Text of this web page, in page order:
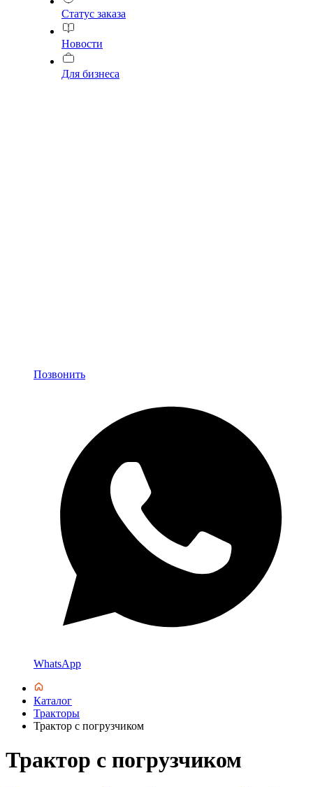
Статус заказа
Новости
Для бизнеса
Позвонить
WhatsApp
Каталог
Тракторы
Трактор с погрузчиком
Трактор с погрузчиком